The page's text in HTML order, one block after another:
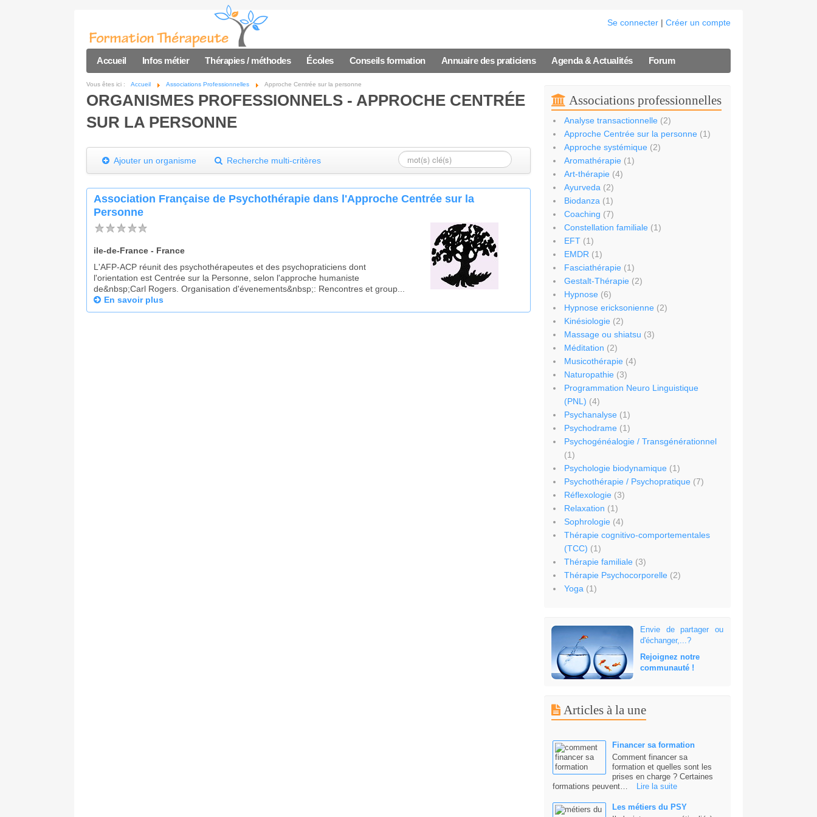
Se connecter | Créer un compte
Accueil Infos métier Thérapies / méthodes Écoles Conseils formation Annuaire des praticiens Agenda & Actualités Forum
Vous êtes ici : Accueil Associations Professionnelles Approche Centrée sur la personne
ORGANISMES PROFESSIONNELS - APPROCHE CENTRÉE
SUR LA PERSONNE
Ajouter un organisme Recherche multi-critères
Association Française de Psychothérapie dans l'Approche Centrée sur la
Personne
ile-de-France - France
L'AFP-ACP réunit des psychothérapeutes et des psychopraticiens dont
l'orientation est Centrée sur la Personne, selon l'approche humaniste
de&nbsp;Carl Rogers. Organisation d'évenements&nbsp;: Rencontres et group...
En savoir plus
Associations professionnelles
Analyse transactionnelle (2)
Approche Centrée sur la personne (1)
Approche systémique (2)
Aromathérapie (1)
Art-thérapie (4)
Ayurveda (2)
Biodanza (1)
Coaching (7)
Constellation familiale (1)
EFT (1)
EMDR (1)
Fasciathérapie (1)
Gestalt-Thérapie (2)
Hypnose (6)
Hypnose ericksonienne (2)
Kinésiologie (2)
Massage ou shiatsu (3)
Méditation (2)
Musicothérapie (4)
Naturopathie (3)
Programmation Neuro Linguistique
(PNL) (4)
Psychanalyse (1)
Psychodrame (1)
Psychogénéalogie / Transgénérationnel
(1)
Psychologie biodynamique (1)
Psychothérapie / Psychopratique (7)
Réflexologie (3)
Relaxation (1)
Sophrologie (4)
Thérapie cognitivo-comportementales
(TCC) (1)
Thérapie familiale (3)
Thérapie Psychocorporelle (2)
Yoga (1)
Envie de partager ou
d'échanger,...?
Rejoignez notre
communauté !
Articles à la une
Financer sa formation
Comment financer sa
formation et quelles sont les
prises en charge ? Certaines
formations peuvent…
Lire la suite
Les métiers du PSY